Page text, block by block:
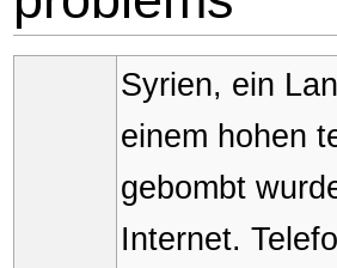
Syrien, ein
einem hohen
gebombt
Internet.